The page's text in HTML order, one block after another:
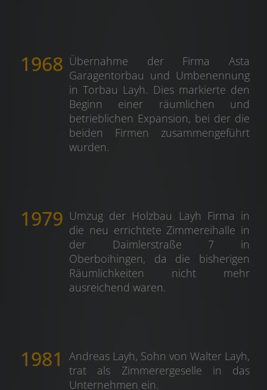
1968 Übernahme der Firma Asta
Garagentorbau und Umbenennung
in Torbau Layh. Dies markierte den
Beginn einer räumlichen und
betrieblichen Expansion, bei der die
beiden Firmen zusammengeführt
wurden.
1979 Umzug der Holzbau Layh Firma in
die neu errichtete Zimmereihalle in
der Daimlerstraße 7 in
Oberboihingen, da die bisherigen
Räumlichkeiten nicht mehr
ausreichend waren.
1981
Andreas Layh, Sohn von Walter Layh,
trat als Zimmerergeselle in das
Unternehmen ein.